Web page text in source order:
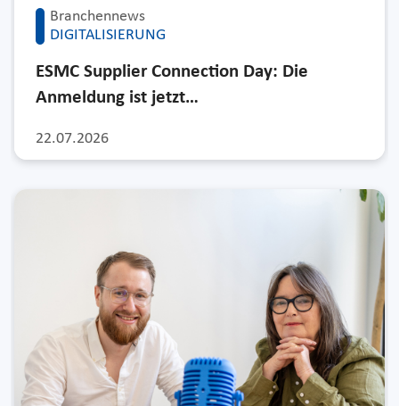
Branchennews
DIGITALISIERUNG
22.07.2026
ESMC Supplier Connection Day: Die
Anmeldung ist jetzt…